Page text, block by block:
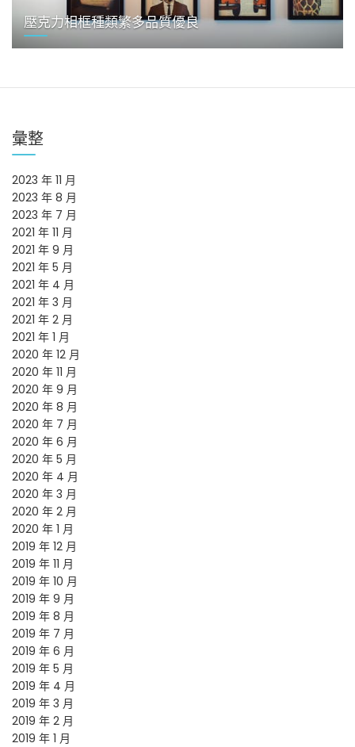
壓克力相框種類繁多品質優良
彙整
2023 年 11 月
2023 年 8 月
2023 年 7 月
2021 年 11 月
2021 年 9 月
2021 年 5 月
2021 年 4 月
2021 年 3 月
2021 年 2 月
2021 年 1 月
2020 年 12 月
2020 年 11 月
2020 年 9 月
2020 年 8 月
2020 年 7 月
2020 年 6 月
2020 年 5 月
2020 年 4 月
2020 年 3 月
2020 年 2 月
2020 年 1 月
2019 年 12 月
2019 年 11 月
2019 年 10 月
2019 年 9 月
2019 年 8 月
2019 年 7 月
2019 年 6 月
2019 年 5 月
2019 年 4 月
2019 年 3 月
2019 年 2 月
2019 年 1 月